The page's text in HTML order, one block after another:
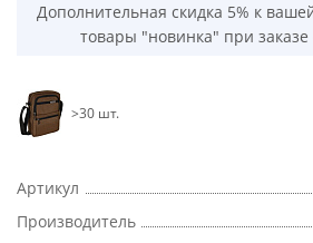
Дополнительная скидка 5% к
товары "новинка" при заказе
>30 шт.
Артикул
Производитель